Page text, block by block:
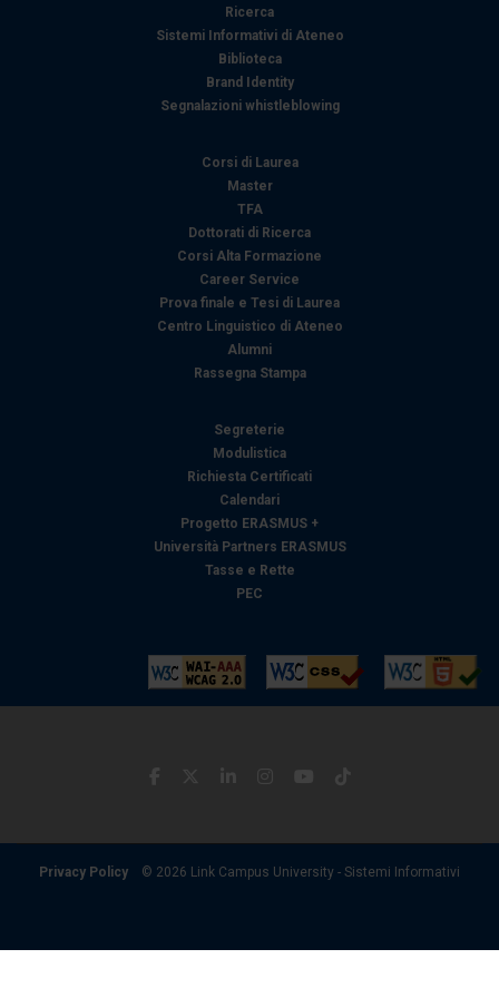
Ricerca
Sistemi Informativi di Ateneo
Biblioteca
Brand Identity
Segnalazioni whistleblowing
Corsi di Laurea
Master
TFA
Dottorati di Ricerca
Corsi Alta Formazione
Career Service
Prova finale e Tesi di Laurea
Centro Linguistico di Ateneo
Alumni
Rassegna Stampa
Segreterie
Modulistica
Richiesta Certificati
Calendari
Progetto ERASMUS +
Università Partners ERASMUS
Tasse e Rette
PEC
Privacy Policy © 2026 Link Campus University - Sistemi Informativi